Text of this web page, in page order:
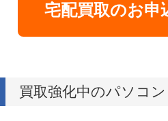
宅配買取のお申
買取強化中のパソコン